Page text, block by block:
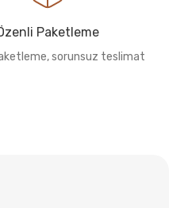
Paketleme
sorunsuz teslimat